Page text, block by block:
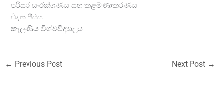
පරිසර සංරක්ශණය සහ කළමණාකරණය
විද්‍යා පීඨය
කැලණිය විශ්වවිද්‍යාලය
← Previous Post Next Post →